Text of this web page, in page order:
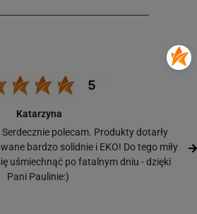
Katarzyna
polecam. Produkty dotarły
bardzo solidnie i EKO! Do tego miły
uśmiechnąć po fatalnym dniu - dzięki
Pani Paulinie:)